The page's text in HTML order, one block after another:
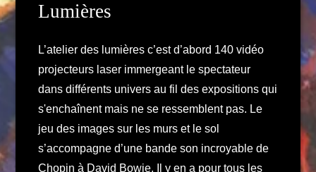
Lumières
L’atelier des lumières c’est d’abord 140 vidéo
projecteurs laser immergeant le spectateur
dans différents univers au fil des expositions qui
s'enchaînent mais ne se ressemblent pas. Le
jeu des images sur les murs et le sol
s’accompagne d’une bande son incroyable de
Chopin à David Bowie. Il y en a pour tous les